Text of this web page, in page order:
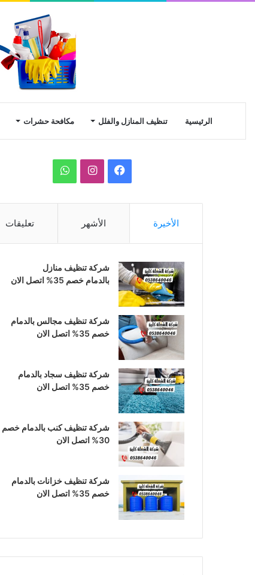
الرئيسية تنظيف المنازل والفلل مكافحة حشرات
س
ب
و
ت
ق
م
س
ا
الأخيرة الأشهر تعليقات
شركة تنظيف منازل
بالدمام خصم 35% اتصل الان
شركة تنظيف مجالس بالدمام
خصم 35% اتصل الان
شركة تنظيف سجاد بالدمام
خصم 35% اتصل الان
شركة تنظيف كنب بالدمام خصم
30% اتصل الان
شركة تنظيف خزانات بالدمام
خصم 35% اتصل الان